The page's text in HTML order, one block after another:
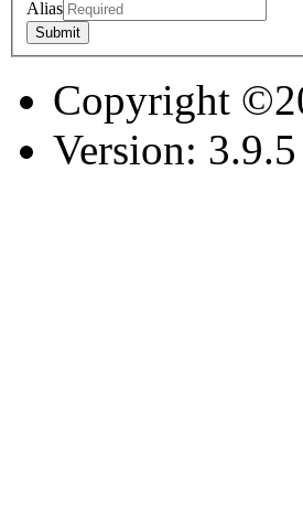
Alias
Copyright
Version: 3.9.5